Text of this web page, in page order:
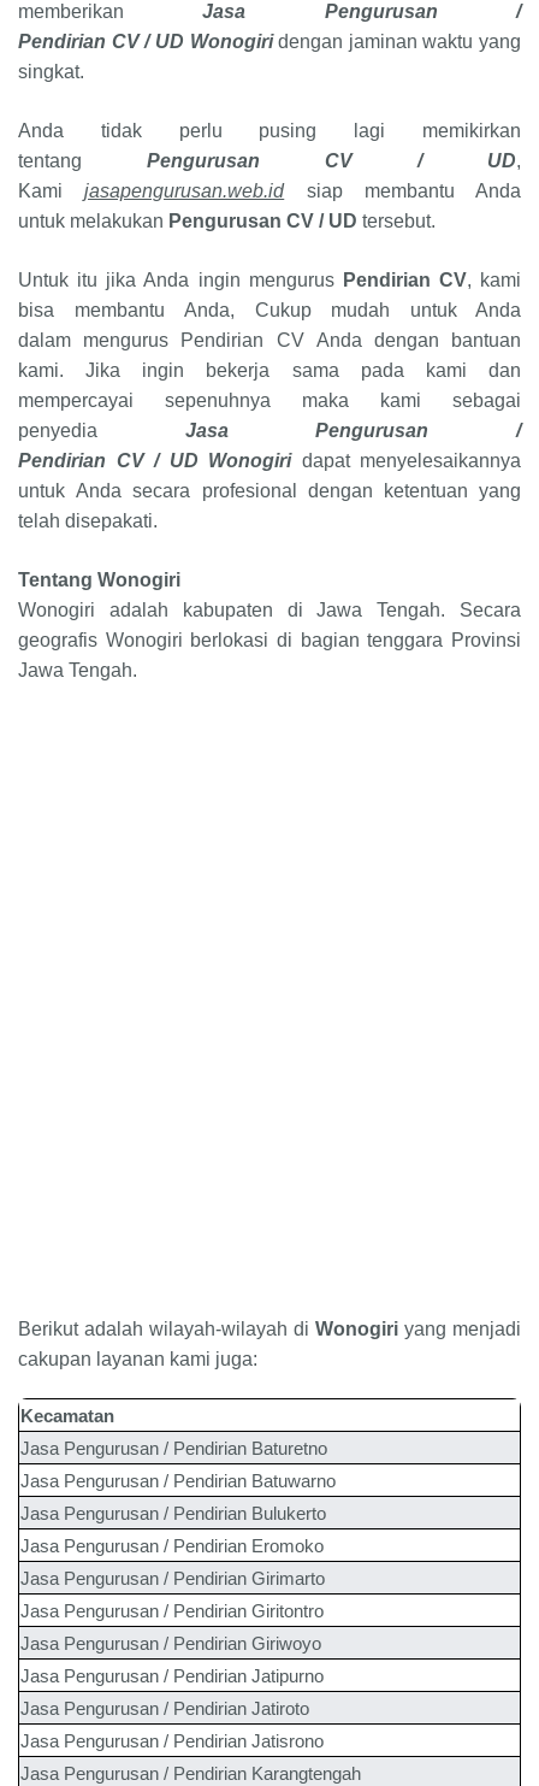
memberikanJasa Pengurusan /
Pendirian CV / UD Wonogiri dengan jaminan waktu yang
singkat.
Anda tidak perlu pusing lagi memikirkan
tentang Pengurusan CV / UD,
Kamijasapengurusan.web.idsiap membantu Anda
untuk melakukan Pengurusan CV / UD tersebut.
Untuk itu jika Anda ingin mengurus Pendirian CV, kami
bisa membantu Anda, Cukup mudah untuk Anda
dalam mengurus Pendirian CV
Anda dengan bantuan
kami. Jika ingin bekerja sama pada kami dan
mempercayai sepenuhnya maka kami sebagai
penyedia Jasa Pengurusan /
Pendirian CV / UD Wonogiri dapat menyelesaikannya
untuk Anda secara profesional dengan ketentuan yang
telah disepakati.
Tentang Wonogiri
Wonogiri adalah kabupaten di Jawa Tengah. Secara
geografis Wonogiri berlokasi di bagian tenggara Provinsi
Jawa Tengah.
Berikut adalah wilayah-wilayah di Wonogiri yang menjadi
cakupan layanan kami juga:
Kecamatan
Jasa Pengurusan / Pendirian Baturetno
Jasa Pengurusan / Pendirian Batuwarno
Jasa Pengurusan / Pendirian Bulukerto
Jasa Pengurusan / Pendirian Eromoko
Jasa Pengurusan / Pendirian Girimarto
Jasa Pengurusan / Pendirian Giritontro
Jasa Pengurusan / Pendirian Giriwoyo
Jasa Pengurusan / Pendirian Jatipurno
Jasa Pengurusan / Pendirian Jatiroto
Jasa Pengurusan / Pendirian Jatisrono
Jasa Pengurusan / Pendirian Karangtengah